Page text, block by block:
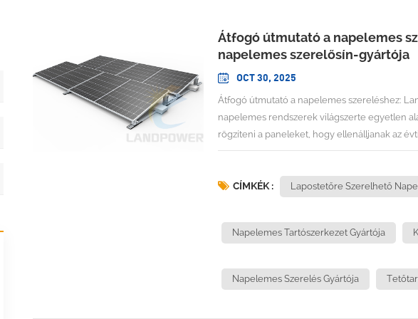
Átfogó útmutató a napelemes
napelemes szerelősín-gyártója
OCT 30, 2025
Átfogó útmutató a napelemes szereléshez: Landpower, a világ vezető napelemes szerelősín-gyártójaA napelemes rendszerek világszerte egyetlen alapvető kérdésen alapulnak: hogyan lehet biztonságosan rögzíteni a paneleket, hogy ellenálljanak az évtizedekig tartó környezeti kihívásoknak, miközben optimális teljesítményt nyújtanak? A válasz a speciális gyártókban rejlik, akik elsajátították a napelemes rögzítősínek művészetét és tudományát. Mivel a napelemes PV rögzítőrendszerek piaca 2025-re eléri a 43,89 milliárd USD-t, és várhatóan 2030-ra eléri az 55,14 milliárd USD-t, 4,67%-os éves összetett növekedési rátával (CAGR), a megbízható szerelési megoldások iránti kereslet minden eddiginél nagyobb. Az iparág vezetői között, amelyek ezt a növekvő igényt kielégítik, ott van a Xiamen Landpower Solar Technology Co., Ltd., amelyet a ... Globálisan vezető napelemes szerelősín-gyár több mint 12 éves speciális gyártási tapasztalattal.A napelemes szerelés alapjainak megértése: A teljes keretrendszerA napelemes rögzítőrendszerek a fotovoltaikus telepítések szerkezeti alapját képezik, biztonságosan rögzítve a paneleket a tetőkhöz, a talajszerkezetekhez vagy a speciális rögzítőplatformokhoz. A rögzítőrendszer megválasztása közvetlenül befolyásolja a telepítés hatékonyságát, a hosszú távú tartósságot és a projekt általános gazdaságosságát.Napelemes rögzítőrendszerek típusai: Műszaki áttekintésA napelemes szerelési környezet számos különböző megközelítést foglal magában, amelyek mindegyike adott alkalmazásokhoz és környezeti feltételekhez lett kifejlesztve:Sínes rögzítőrendszerekSínes telepítések esetén a fém síneket a tetőhöz rögzítik, a napelemeket pedig a sínekhez rögzítik, hogy a helyükön tartsák azokat. Ez a hagyományos megközelítés kiváló rugalmasságot kínál a panelek elrendezésében, és leegyszerűsíti a karbantartási hozzáférést. A sínes rendszerek alumínium vagy acél síneket használnak, amelyek egyenletesen osztják el a terhelést több rögzítési ponton.Sín nélküli rögzítőrendszerekA sín nélküli rendszerek közvetlenül a tetőhöz rögzítik az alkatrészeket a panelek megtartásához, közbenső sínszerkezetek nélkül. Ez a megközelítés csökkenti az anyagköltségeket és a telepítési időt, de a telepítés során pontos pozicionálást igényel.Talajra szerelhető rendszerekA közmű- és nagyméretű kereskedelmi telepítésekhez tervezett talajra szerelhető rendszerek optimális panelelrendezést és egyszerűsített karbantartási hozzáférést biztosítanak. Ezek a rendszerek különféle alapozási típusokhoz illeszkednek, a beton alapozásoktól a leterhelt kialakításokig.Állítható rögzítőrendszerekAz állítható sínre szerelhető készletek rugalmasságot kínálnak a dőlésszögek beállításához, lehetővé téve az optimalizálást az évszakos változásokhoz vagy az adott teljesítménykövetelményekhez. Ezek a rendszerek a napelemek precíz pozicionálásával fokozott energiahozamot biztosítanak.Kritikus tervezési szempontok a sikeres szerelés érdekébenA professzionális rögzítőrendszer kiválasztása számos tényező gondos mérlegelését igényli:Szerkezeti terhelési követelményekA megfelelően telepített napelemes rögzítőrendszerek 160-290 km/h sebességű szélnek is ellenállnak, a tervezési minőségtől és a telepítési szabványoktól függően. A mérnököknek figyelembe kell venniük az állandó terheléseket, az élő terheléseket, a szél felszívó erejét és a szeizmikus erőket a rögzítőelemek meghatározásakor.AnyagválasztásÁltalában nagy szilárdságú alumíniumötvözetből vagy horganyzott acélból készül, jó teherbírással és időjárásállósággal. Az anyagválasztás befolyásolja a korrózióállóságot, a hőtágulást és a hosszú távú szerkezeti integritást.Telepítési hatékonyságA lakossági napelemes rendszerek telepítési folyamata jellemzően 1-3 napot vesz igénybe, a rendszer méretétől, a tető bonyolultságától és az időjárási viszonyoktól függően. A rendszer tervezésének egyensúlyt kell teremtenie a szerkezeti teljesítmény és a telepítés praktikussága között.A piaci dinamika a szerelőinnováció mozgatórugójaA rögzítőrendszerek iparága a szélesebb körű napelemes piaci trendeket tükrözi, a telepítések száma lépést tart a globális napelemes kapacitással, amely 2024-ben elérte a 600 GW-ot. Ez a hatalmas kapacitásbővítés jelentős keresletet teremt az olyan szerelési megoldások iránt, amelyek ötvözik a teljesítményt, a megbízhatóságot és a költséghatékonyságot.A regionális piaci eltérések befolyásolják a rögzítőrendszerek
CÍMKÉK : Lapostetőre Szerelhető
Napelemes Tartószerkezet Gyártója
Napelemes Szerelés Gyártója